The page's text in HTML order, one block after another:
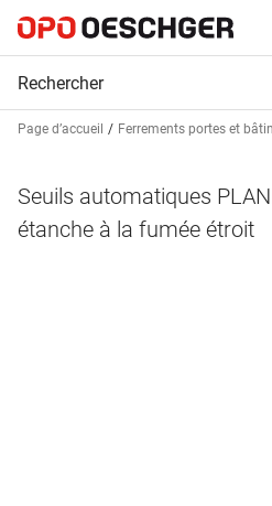
Page d’accueil Ferrements portes et
Seuils automatiques
étanche à la fumée étroit